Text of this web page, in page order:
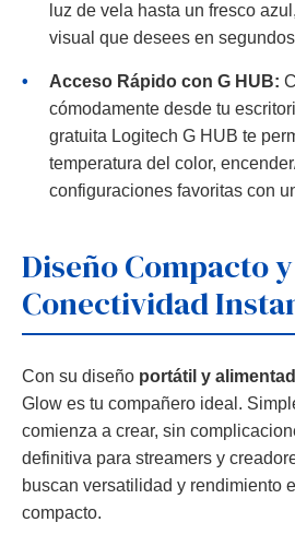
luz de vela hasta un fresco
visual que desees en
• Acceso Rápido con G HUB:
cómodamente desde tu
gratuita Logitech G HUB te
temperatura del color,
configuraciones favoritas con
Diseño Compacto y
Conectividad
Con su diseño portátil y
Glow es tu compañero ideal.
comienza a crear, sin
definitiva para streamers y
buscan versatilidad y rendimiento
compacto.